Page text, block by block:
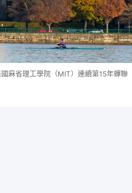
麻省理工學院（MIT）連續第15年蟬聯